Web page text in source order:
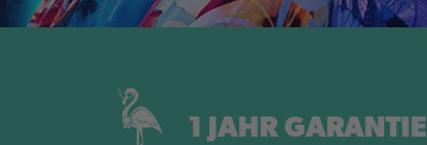
1 JAHR GARANTIE